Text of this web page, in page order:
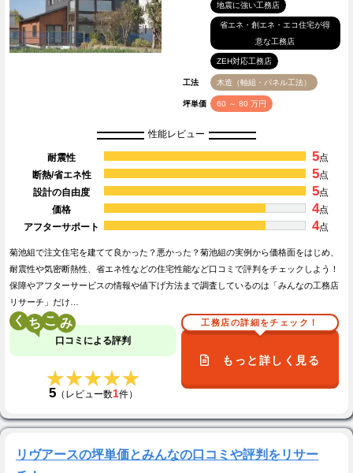
地震に強い工務店
省エネ・創エネ・エコ住宅が得
意な工務店
ZEH対応工務店
工法 木造（軸組・パネル工法）
坪単価 60 ～ 80 万円
性能レビュー
耐震性 5点
断熱/省エネ性
5点
設計の自由度
5点
価格
4点
アフターサポート
4点
菊池組で注文住宅を建てて良かった？悪かった？菊池組の実例から価格面をはじめ、
耐震性や気密断熱性、省エネ性などの住宅性能など口コミで評判をチェックしよう！
保障やアフターサービスの情報や値下げ方法まで調査しているのは「みんなの工務店
リサーチ」だけ…
く こ
口コミによる評判
★★★★★
★★★★★
5（レビュー数1件）
工務店の詳細をチェック！
もっと詳しく見る
リヴアースの坪単価とみんなの口コミや評判をリサー